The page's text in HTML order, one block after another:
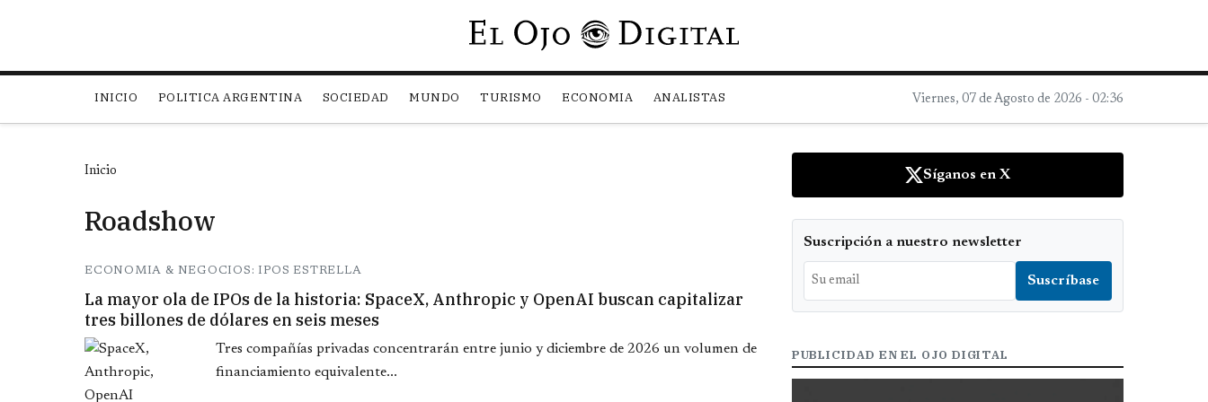
Pasar al contenido principal
INICIO POLITICA ARGENTINA SOCIEDAD MUNDO TURISMO ECONOMIA ANALISTAS Viernes, 07 de Agosto de 2026 - 02:36
Inicio
Roadshow
ECONOMIA & NEGOCIOS: IPOS ESTRELLA
La mayor ola de IPOs de la historia: SpaceX, Anthropic y OpenAI buscan capitalizar
tres billones de dólares en seis meses
Tres compañías privadas concentrarán entre junio y diciembre de 2026 un volumen de
financiamiento equivalente...
Síganos en X
Suscripción a nuestro newsletter
PUBLICIDAD EN EL OJO DIGITAL